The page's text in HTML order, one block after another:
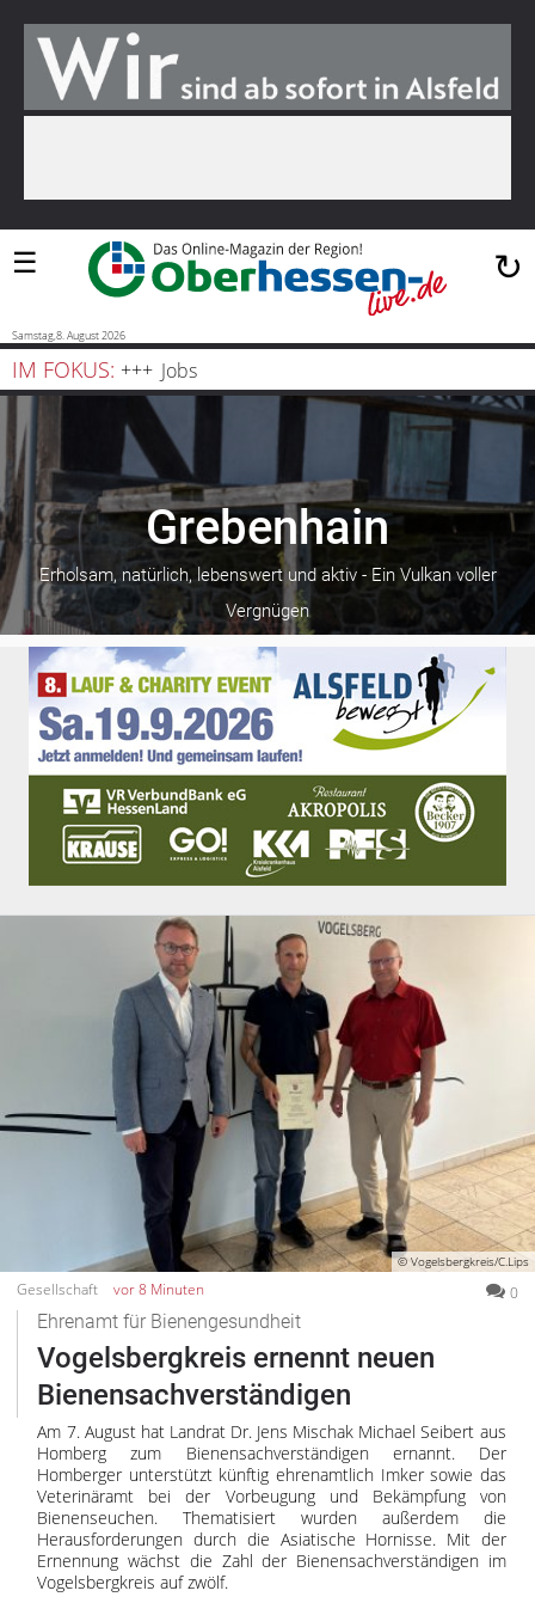
Suchen
Blaulicht
Sport
Politik
Bauen
Wohnen
Freizeit
Gesellschaft
Gesundheit
Kultur
Lifestyle
Wirtschaft
Vogelsberg
Alsfeld
Lauterbach
Romrod
Schotten
Schlitz
Antrifttal
Feldatal
Freiensteinau
Gemünden
Grebenau
Grebenhain
Herbstein
Kirtorf
Lautertal
Mücke
Schwalmtal
Ulrichstein
Schwalm
Fulda
Gießen
☰ ↻
Samstag,8. August 2026
IM FOKUS: Jobs
Grebenhain
Erholsam, natürlich, lebenswert und aktiv - Ein Vulkan voller
Vergnügen
© Vogelsbergkreis/C.Lips
Gesellschaft vor 8 Minuten 0
Ehrenamt für Bienengesundheit
Vogelsbergkreis ernennt neuen
Bienensachverständigen
Am 7. August hat Landrat Dr. Jens Mischak Michael Seibert aus
Homberg zum Bienensachverständigen ernannt. Der
Homberger unterstützt künftig ehrenamtlich Imker sowie das
Veterinäramt bei der Vorbeugung und Bekämpfung von
Bienenseuchen. Thematisiert wurden außerdem die
Herausforderungen durch die Asiatische Hornisse. Mit der
Ernennung wächst die Zahl der Bienensachverständigen im
Vogelsbergkreis auf zwölf.